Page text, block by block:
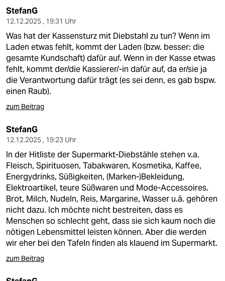
StefanG
12.12.2025 , 19:31 Uhr
Was hat der Kassensturz mit Diebstahl zu tun? Wenn im
Laden etwas fehlt, kommt der Laden (bzw. besser: die
gesamte Kundschaft) dafür auf. Wenn in der Kasse etwas
fehlt, kommt der/die Kassierer/-in dafür auf, da er/sie ja
die Verantwortung dafür trägt (es sei denn, es gab bspw.
einen Raub).
zum Beitrag
StefanG
12.12.2025 , 19:23 Uhr
In der Hitliste der Supermarkt-Diebstähle stehen v.a.
Fleisch, Spirituosen, Tabakwaren, Kosmetika, Kaffee,
Energydrinks, Süßigkeiten, (Marken-)Bekleidung,
Elektroartikel, teure Süßwaren und Mode-Accessoires.
Brot, Milch, Nudeln, Reis, Margarine, Wasser u.ä. gehören
nicht dazu. Ich möchte nicht bestreiten, dass es
Menschen so schlecht geht, dass sie sich kaum noch die
nötigen Lebensmittel leisten können. Aber die werden
wir eher bei den Tafeln finden als klauend im Supermarkt.
zum Beitrag